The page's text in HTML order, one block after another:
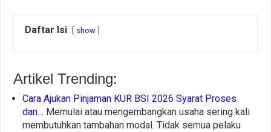
Daftar Isi show
Artikel Trending:
Cara Ajukan Pinjaman KUR BSI 2026 Syarat Proses
dan… Memulai atau mengembangkan usaha sering kali
membutuhkan tambahan modal. Tidak semua pelaku